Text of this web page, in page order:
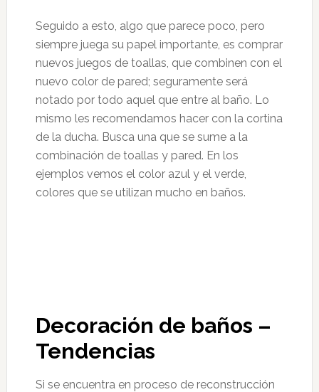
Seguido a esto, algo que parece poco, pero
siempre juega su papel importante, es comprar
nuevos juegos de toallas, que combinen con el
nuevo color de pared; seguramente será
notado por todo aquel que entre al baño. Lo
mismo les recomendamos hacer con la cortina
de la ducha. Busca una que se sume a la
combinación de toallas y pared. En los
ejemplos vemos el color azul y el verde,
colores que se utilizan mucho en baños.
Decoración de baños –
Tendencias
Si se encuentra en proceso de reconstrucción